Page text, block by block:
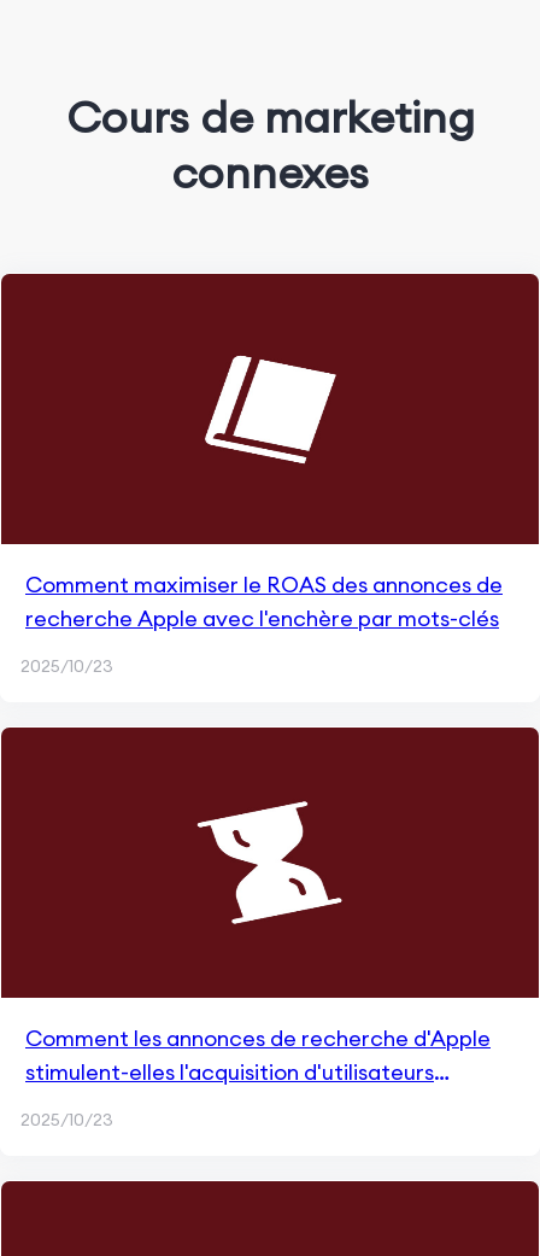
Cours de marketing
connexes
Comment maximiser le ROAS des annonces de
recherche Apple avec l'enchère par mots-clés
2025/10/23
Comment les annonces de recherche d'Apple
stimulent-elles l'acquisition d'utilisateurs
2025/10/23